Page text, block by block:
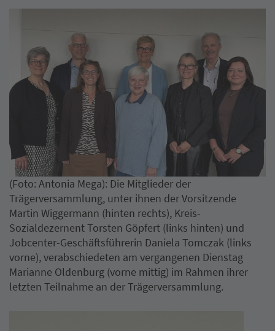
(Foto: Antonia Mega): Die Mitglieder der
Trägerversammlung, unter ihnen der Vorsitzende
Martin Wiggermann (hinten rechts), Kreis-
Sozialdezernent Torsten Göpfert (links hinten) und
Jobcenter-Geschäftsführerin Daniela Tomczak (links
vorne), verabschiedeten am vergangenen Dienstag
Marianne Oldenburg (vorne mittig) im Rahmen ihrer
letzten Teilnahme an der Trägerversammlung.